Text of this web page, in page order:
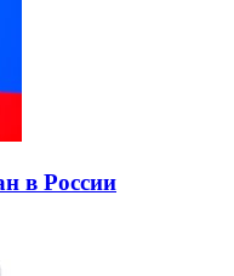
в России